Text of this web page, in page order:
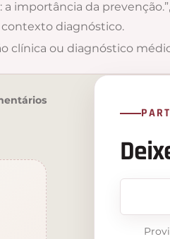
importância da
diagnóstico.
clínica ou diagnóstico